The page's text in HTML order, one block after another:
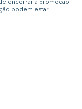
encerrar a promoção
podem estar